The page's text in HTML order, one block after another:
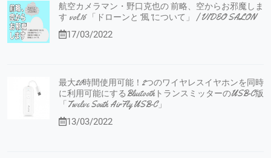
航空カメラマン・野口克也の 前略、空からお邪魔しま
す vol.16 「ドローンと”風”について」 | VIDEO SALON
17/03/2022
最大20時間使用可能！2つのワイヤレスイヤホンを同時
に利用可能にするBluetoothトランスミッターのUSB-C版
「Twelve South AirFly USB-C」
13/03/2022